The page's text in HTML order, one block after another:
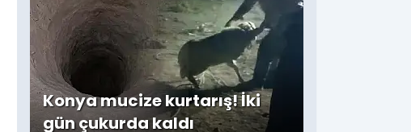
Konya mucize kurtarış! İki
gün çukurda kaldı